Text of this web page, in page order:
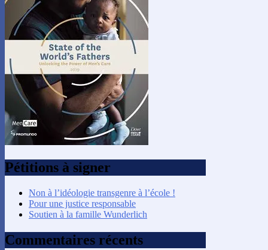
Pétitions à signer
Non à l’idéologie transgenre à l’école !
Pour une justice responsable
Soutien à la famille Wunderlich
Commentaires récents